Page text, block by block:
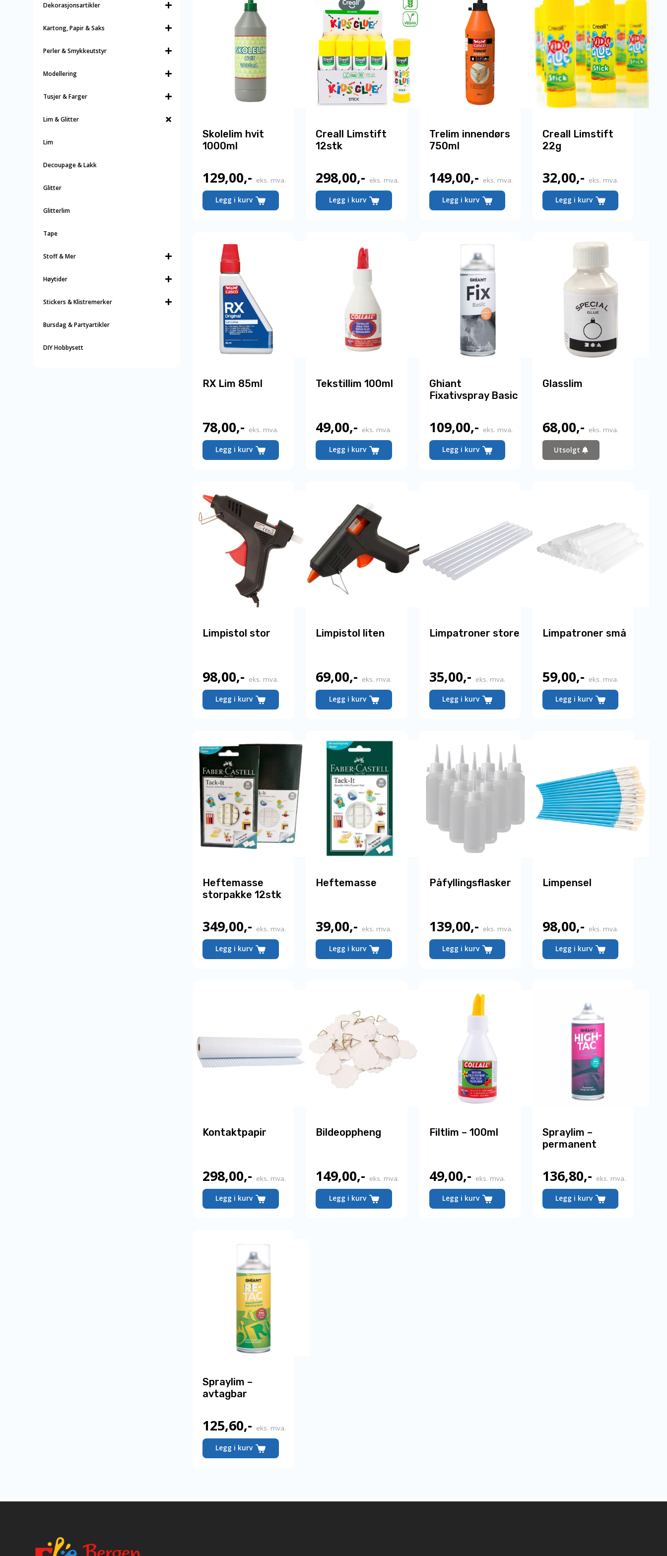
Dekorasjonsartikler
Kartong, Papir & Saks
Perler & Smykkeutstyr
Modellering
Tusjer & Farger
Lim & Glitter
Lim
Decoupage & Lakk
Glitter
Glitterlim
Tape
Stoff & Mer
Høytider
Stickers & Klistremerker
Bursdag & Partyartikler
DIY Hobbysett
Skolelim hvit
1000ml
129,00,- eks. mva.
Legg i kurv
Creall Limstift
12stk
298,00,- eks. mva.
Legg i kurv
Trelim innendørs
750ml
149,00,- eks. mva.
Legg i kurv
Creall Limstift
22g
32,00,- eks. mva.
Legg i kurv
RX Lim 85ml
78,00,- eks. mva.
Legg i kurv
Tekstillim 100ml
49,00,- eks. mva.
Legg i kurv
Ghiant
Fixativspray Basic
109,00,- eks. mva.
Legg i kurv
Glasslim
68,00,- eks. mva.
Utsolgt
Limpistol stor
98,00,- eks. mva.
Legg i kurv
Limpistol liten
69,00,- eks. mva.
Legg i kurv
Limpatroner store
35,00,- eks. mva.
Legg i kurv
Limpatroner små
59,00,- eks. mva.
Legg i kurv
Heftemasse
storpakke 12stk
349,00,- eks. mva.
Legg i kurv
Heftemasse
39,00,- eks. mva.
Legg i kurv
Påfyllingsflasker
139,00,- eks. mva.
Legg i kurv
Limpensel
98,00,- eks. mva.
Legg i kurv
Kontaktpapir
298,00,- eks. mva.
Legg i kurv
Bildeoppheng
149,00,- eks. mva.
Legg i kurv
Filtlim – 100ml
49,00,- eks. mva.
Legg i kurv
Spraylim –
permanent
136,80,- eks. mva.
Legg i kurv
Spraylim –
avtagbar
125,60,- eks. mva.
Legg i kurv